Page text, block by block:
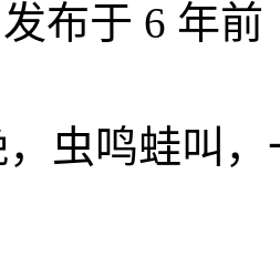
发布于 6 年前
虫鸣蛙叫